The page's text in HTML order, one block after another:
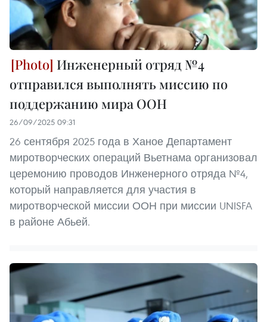
Инженерный отряд №4
отправился выполнять миссию по
поддержанию мира ООН
26/09/2025 09:31
26 сентября 2025 года в Ханое Департамент
миротворческих операций Вьетнама организовал
церемонию проводов Инженерного отряда №4,
который направляется для участия в
миротворческой миссии ООН при миссии UNISFA
в районе Абьей.